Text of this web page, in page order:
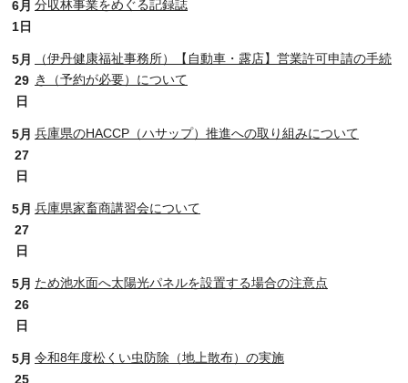
6月
1日
分収林事業をめぐる記録誌
5月
29
日
（伊丹健康福祉事務所）【自動車・露店】営業許可申請の手続
き（予約が必要）について
5月
27
日
兵庫県のHACCP（ハサップ）推進への取り組みについて
5月
27
日
兵庫県家畜商講習会について
5月
26
日
ため池水面へ太陽光パネルを設置する場合の注意点
5月
25
令和8年度松くい虫防除（地上散布）の実施